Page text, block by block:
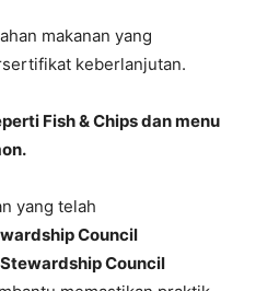
makanan yang
keberlanjutan.
Fish & Chips dan menu
yang telah
Council
Council